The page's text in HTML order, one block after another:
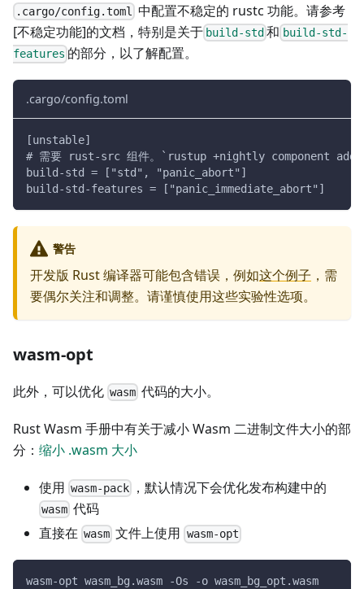
.cargo/config.toml
中配置不稳定的 rustc 功能。请参考
[不稳定功能]的文档，特别是关于 build-std 和 build-std-
features 的部分，以了解配置。
.cargo/config.toml
[unstable]
# 需要 rust-src 组件。`rustup +nightly component
build-std = ["std", "panic_abort"]
build-std-features = ["panic_immediate_abort"]
警告
开发版 Rust 编译器可能包含错误，例如这个例子 ，需
要偶尔关注和调整。请谨慎使用这些实验性选项。
wasm-opt
此外，可以优化 wasm 代码的大小。
Rust Wasm 手册中有关于减小 Wasm 二进制文件大小的部
分： 缩小 .wasm 大小
使用 wasm-pack ，默认情况下会优化发布构建中的
wasm 代码
直接在 wasm 文件上使用 wasm-opt
wasm-opt wasm_bg.wasm -Os -o wasm_bg_opt.wasm